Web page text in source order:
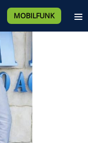
MOBILFUNK